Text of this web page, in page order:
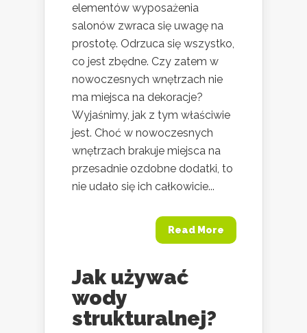
elementów wyposażenia
salonów zwraca się uwagę na
prostotę. Odrzuca się wszystko,
co jest zbędne. Czy zatem w
nowoczesnych wnętrzach nie
ma miejsca na dekoracje?
Wyjaśnimy, jak z tym właściwie
jest. Choć w nowoczesnych
wnętrzach brakuje miejsca na
przesadnie ozdobne dodatki, to
nie udało się ich całkowicie...
Read More
Jak używać
wody
strukturalnej?